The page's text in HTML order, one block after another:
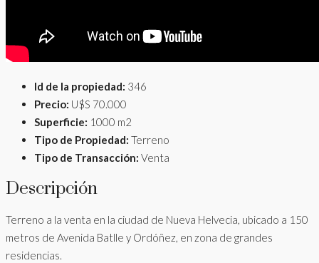
Id de la propiedad: 346
Precio: U$S 70.000
Superficie: 1000 m2
Tipo de Propiedad: Terreno
Tipo de Transacción: Venta
Descripción
Terreno a la venta en la ciudad de Nueva Helvecia, ubicado a 150
metros de Avenida Batlle y Ordóñez, en zona de grandes
residencias.